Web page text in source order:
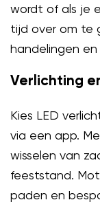
wordt of als je
tijd over om te
handelingen
Verlichting
Kies LED
via een app.
wisselen van
feeststand.
paden en